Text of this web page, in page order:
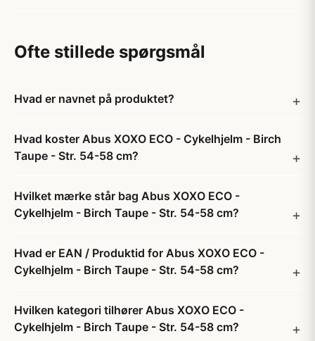
Ofte stillede spørgsmål
Hvad er navnet på produktet?
Hvad koster Abus XOXO ECO - Cykelhjelm - Birch
Taupe - Str. 54-58 cm?
Hvilket mærke står bag Abus XOXO ECO -
Cykelhjelm - Birch Taupe - Str. 54-58 cm?
Hvad er EAN / Produktid for Abus XOXO ECO -
Cykelhjelm - Birch Taupe - Str. 54-58 cm?
Hvilken kategori tilhører Abus XOXO ECO -
Cykelhjelm - Birch Taupe - Str. 54-58 cm?